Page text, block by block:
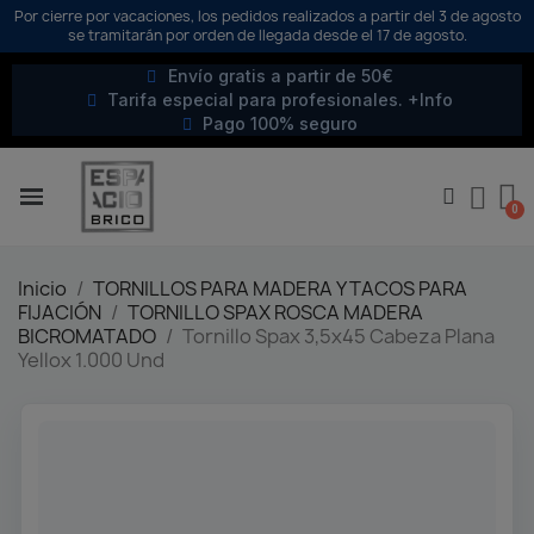
Por cierre por vacaciones, los pedidos realizados a partir del 3 de agosto
se tramitarán por orden de llegada desde el 17 de agosto.
Envío gratis a partir de 50€
Tarifa especial para profesionales. +Info
Pago 100% seguro
Inicio
TORNILLOS PARA MADERA Y TACOS PARA
FIJACIÓN
TORNILLO SPAX ROSCA MADERA
BICROMATADO
Tornillo Spax 3,5x45 Cabeza Plana
Yellox 1.000 Und